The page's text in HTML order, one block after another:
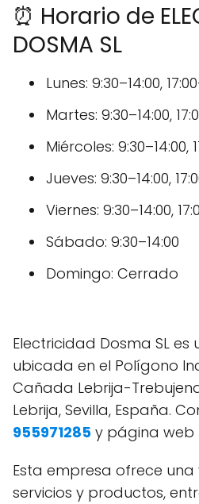
⏰ Horario de
DOSMA SL
Lunes: 9:30–14:00,
Martes: 9:30–14:00,
Miércoles: 9:30–14:00,
Jueves: 9:30–14:00,
Viernes: 9:30–14:00,
Sábado: 9:30–14:00
Domingo: Cerrado
Electricidad Dosma SL es
ubicada en el Polígono
Cañada Lebrija-
Lebrija, Sevilla, España.
955971285 y página web
Esta empresa ofrece
servicios y productos,